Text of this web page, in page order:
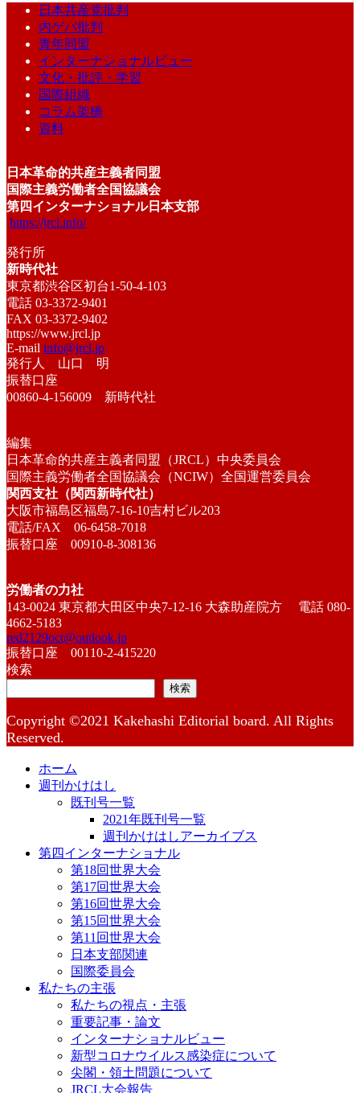
日本共産党批判
内ゲバ批判
青年同盟
インターナショナルビュー
文化・批評・学習
国際組織
コラム架橋
資料
日本革命的共産主義者同盟
国際主義労働者全国協議会
第四インターナショナル日本支部
https://jrcl.info/
発行所
新時代社
東京都渋谷区初台1-50-4-103
電話 03-3372-9401
FAX 03-3372-9402
https://www.jrcl.jp
E-mail info@jrcl.jp
発行人 山口 明
振替口座
00860-4-156009 新時代社
編集
日本革命的共産主義者同盟（JRCL）中央委員会
国際主義労働者全国協議会（NCIW）全国運営委員会
関西支社（関西新時代社）
大阪市福島区福島7-16-10吉村ビル203
電話/FAX 06-6458-7018
振替口座 00910-8-308136
労働者の力社
143-0024 東京都大田区中央7-12-16 大森助産院方 電話 080-
4662-5183
red2129oct@outlook.jp
振替口座 00110-2-415220
検索
検索
Copyright ©2021 Kakehashi Editorial board. All Rights
Reserved.
ホーム
週刊かけはし
既刊号一覧
2021年既刊号一覧
週刊かけはしアーカイブス
第四インターナショナル
第18回世界大会
第17回世界大会
第16回世界大会
第15回世界大会
第11回世界大会
日本支部関連
国際委員会
私たちの主張
私たちの視点・主張
重要記事・論文
インターナショナルビュー
新型コロナウイルス感染症について
尖閣・領土問題について
JRCL大会報告